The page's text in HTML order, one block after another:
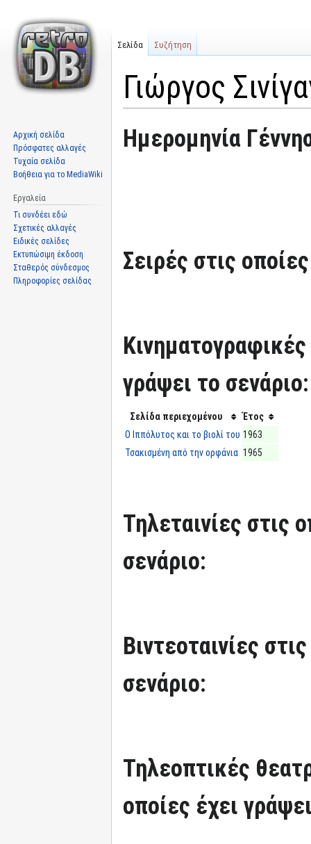
Γιώργος
Μετάβαση
στην
Πήδηση
στην
Ημερομηνία
Σειρές στις
Κινηματογραφικές
γράψει το σενάριο:
Σελίδα περιεχομένου
Έτος
Ο Ιππόλυτος και το βιολί του 1963
Τσακισμένη από την ορφάνια 1965
Τηλεταινίες στις
σενάριο:
Βιντεοταινίες
σενάριο:
Τηλεοπτικές
οποίες έχει
Σελίδα Συζήτηση
Αρχική σελίδα
Πρόσφατες αλλαγές
Τυχαία σελίδα
Βοήθεια για το MediaWiki
Εργαλεία
Τι συνδέει εδώ
Σχετικές αλλαγές
Ειδικές σελίδες
Εκτυπώσιμη έκδοση
Σταθερός σύνδεσμος
Πληροφορίες σελίδας